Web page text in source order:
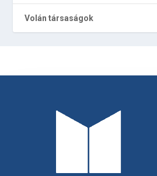
Volán társaságok